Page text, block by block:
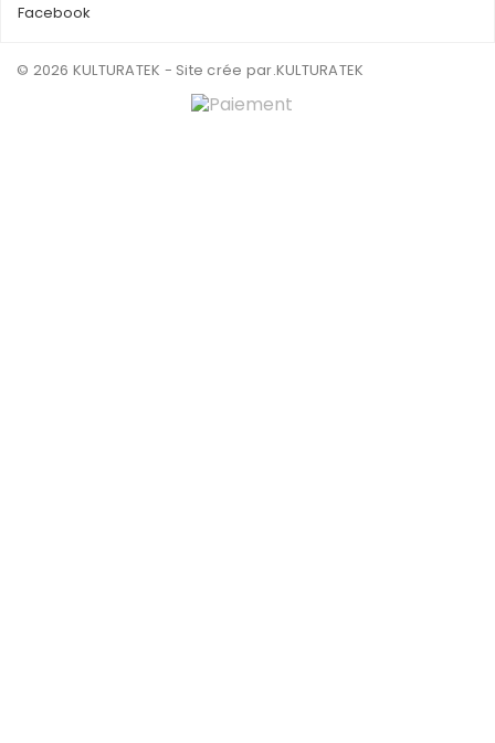
Facebook
© 2026 KULTURATEK - Site crée par.KULTURATEK